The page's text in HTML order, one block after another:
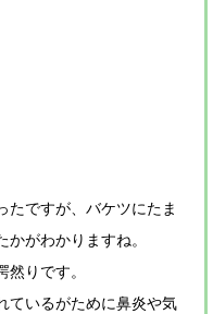
たですが、バケツにたま
がわかりますね。
然りです。
ているがために鼻炎や気